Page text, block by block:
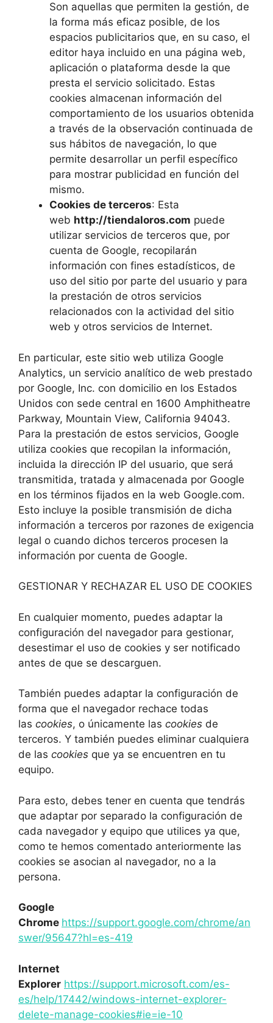
Son aquellas que permiten la gestión, de
la forma más eficaz posible, de los
espacios publicitarios que, en su caso, el
editor haya incluido en una página web,
aplicación o plataforma desde la que
presta el servicio solicitado. Estas
cookies almacenan información del
comportamiento de los usuarios obtenida
a través de la observación continuada de
sus hábitos de navegación, lo que
permite desarrollar un perfil específico
para mostrar publicidad en función del
mismo.
Cookies de terceros: Esta
web http://tiendaloros.com puede
utilizar servicios de terceros que, por
cuenta de Google, recopilarán
información con fines estadísticos, de
uso del sitio por parte del usuario y para
la prestación de otros servicios
relacionados con la actividad del sitio
web y otros servicios de Internet.
En particular, este sitio web utiliza Google
Analytics, un servicio analítico de web prestado
por Google, Inc. con domicilio en los Estados
Unidos con sede central en 1600 Amphitheatre
Parkway, Mountain View, California 94043.
Para la prestación de estos servicios, Google
utiliza cookies que recopilan la información,
incluida la dirección IP del usuario, que será
transmitida, tratada y almacenada por Google
en los términos fijados en la web Google.com.
Esto incluye la posible transmisión de dicha
información a terceros por razones de exigencia
legal o cuando dichos terceros procesen la
información por cuenta de Google.
GESTIONAR Y RECHAZAR EL USO DE COOKIES
En cualquier momento, puedes adaptar la
configuración del navegador para gestionar,
desestimar el uso de cookies y ser notificado
antes de que se descarguen.
También puedes adaptar la configuración de
forma que el navegador rechace todas
las cookies, o únicamente las cookies de
terceros. Y también puedes eliminar cualquiera
de las cookies que ya se encuentren en tu
equipo.
Para esto, debes tener en cuenta que tendrás
que adaptar por separado la configuración de
cada navegador y equipo que utilices ya que,
como te hemos comentado anteriormente las
cookies se asocian al navegador, no a la
persona.
Google
Chrome https://support.google.com/chrome/an
swer/95647?hl=es-419
Internet
Explorer https://support.microsoft.com/es-
es/help/17442/windows-internet-explorer-
delete-manage-cookies#ie=ie-10